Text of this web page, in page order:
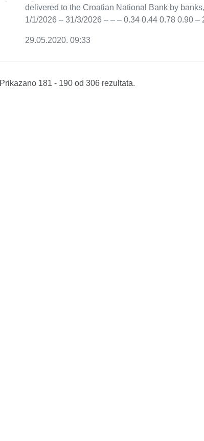
delivered to the Croatian National Bank by
1/1/2026 – 31/3/2026 – – – 0.34 0.44 0.78 0.90 –
29.05.2020. 09:33
Prikazano 181 - 190 od 306 rezultata.